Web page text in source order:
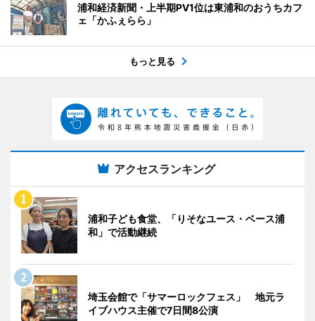
浦和経済新聞・上半期PV1位は東浦和のおうちカフ
ェ「かふぇらら」
もっと見る
アクセスランキング
浦和子ども食堂、「りそなユース・ベース浦
和」で活動継続
埼玉会館で「サマーロックフェス」 地元ラ
イブハウス主催で7日間8公演